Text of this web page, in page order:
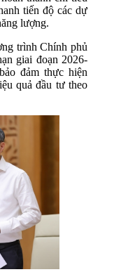
tiến độ các dự
lượng.
trình Chính phủ
giai đoạn 2026-
đảm thực hiện
quả đầu tư theo